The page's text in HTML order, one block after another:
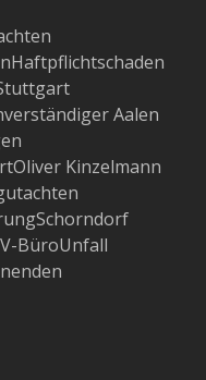
Haftpflichtschaden
Aalen
Oliver Kinzelmann
Schorndorf
BüroUnfall